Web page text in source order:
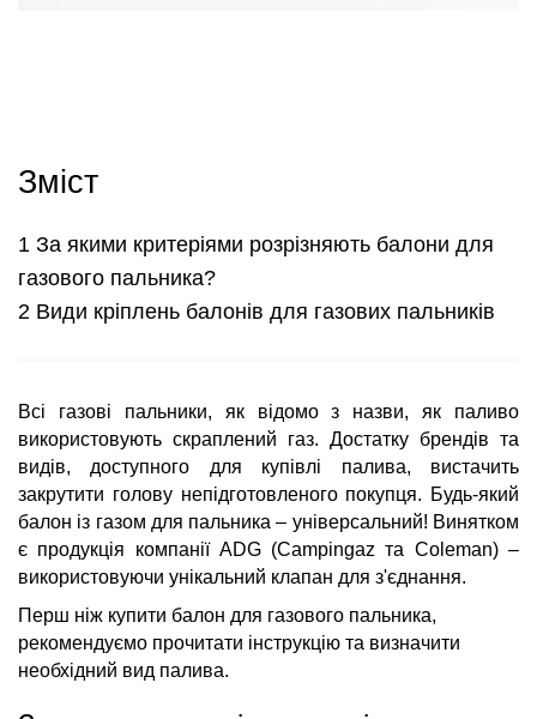
Зміст
За якими критеріями розрізняють балони для
газового пальника?
Види кріплень балонів для газових пальників
Всі газові пальники, як відомо з назви, як паливо
використовують скраплений газ. Достатку брендів та
видів, доступного для купівлі палива, вистачить
закрутити голову непідготовленого покупця. Будь-який
балон із газом для пальника – універсальний! Винятком
є продукція компанії ADG (Campingaz та Coleman) –
використовуючи унікальний клапан для з'єднання.
Перш ніж купити балон для газового пальника,
рекомендуємо прочитати інструкцію та визначити
необхідний вид палива.